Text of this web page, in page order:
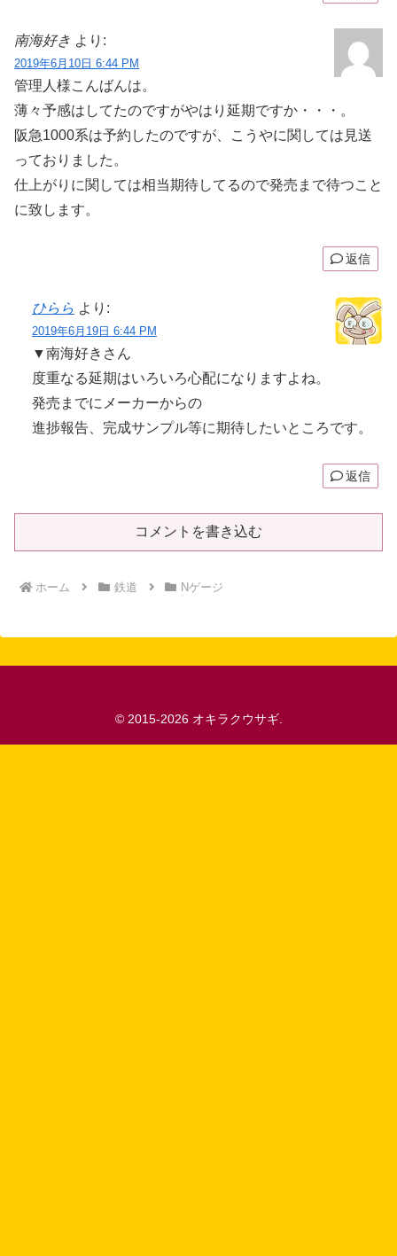
南海好き より:
2019年6月10日 6:44 PM
管理人様こんばんは。
薄々予感はしてたのですがやはり延期ですか・・・。
阪急1000系は予約したのですが、こうやに関しては見送
っておりました。
仕上がりに関しては相当期待してるので発売まで待つこと
に致します。
返信
ひらら より:
2019年6月19日 6:44 PM
▼南海好きさん
度重なる延期はいろいろ心配になりますよね。
発売までにメーカーからの
進捗報告、完成サンプル等に期待したいところです。
返信
コメントを書き込む
ホーム 鉄道 Nゲージ
© 2015-2026 オキラクウサギ.